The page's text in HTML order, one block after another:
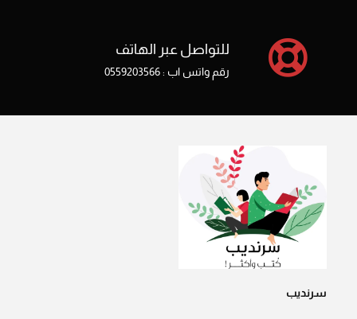
للتواصل عبر الهاتف
رقم واتس اب : 0559203566
سرنديب